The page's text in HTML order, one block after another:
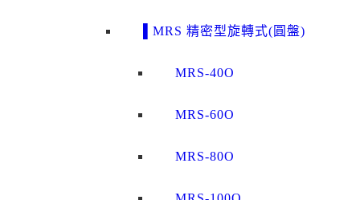
▌MRS 精密型旋轉式(圓盤)
MRS-40O
MRS-60O
MRS-80O